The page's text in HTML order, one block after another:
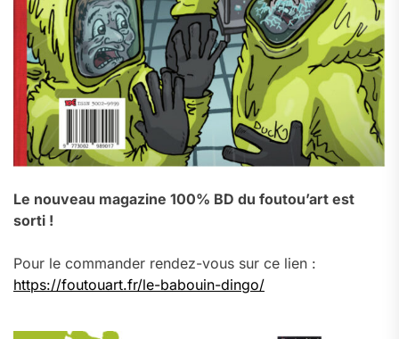
Le nouveau magazine 100% BD du foutou’art est
sorti !
Pour le commander rendez-vous sur ce lien :
https://foutouart.fr/le-babouin-dingo/